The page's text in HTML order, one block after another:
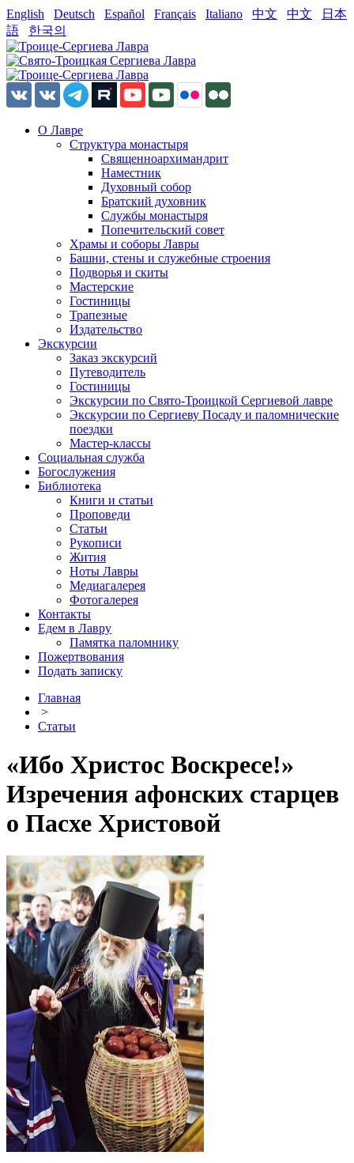
English Deutsch Español Français Italiano 中文 中文
日本
語
한국의
О Лавре
Структура монастыря
Священноархимандрит
Наместник
Духовный собор
Братский духовник
Службы монастыря
Попечительский совет
Храмы и соборы Лавры
Башни, стены и служебные строения
Подворья и скиты
Мастерские
Гостиницы
Трапезные
Издательство
Экскурсии
Заказ экскурсий
Путеводитель
Гостиницы
Экскурсии по Свято-Троицкой Сергиевой лавре
Экскурсии по Сергиеву Посаду и паломнические
поездки
Мастер-классы
Социальная служба
Богослужения
Библиотека
Книги и статьи
Проповеди
Статьи
Рукописи
Жития
Ноты Лавры
Медиагалерея
Фотогалерея
Контакты
Едем в Лавру
Памятка паломнику
Пожертвования
Подать записку
Главная
>
Статьи
«Ибо Христос Воскресе!»
Изречения афонских старцев
о Пасхе Христовой